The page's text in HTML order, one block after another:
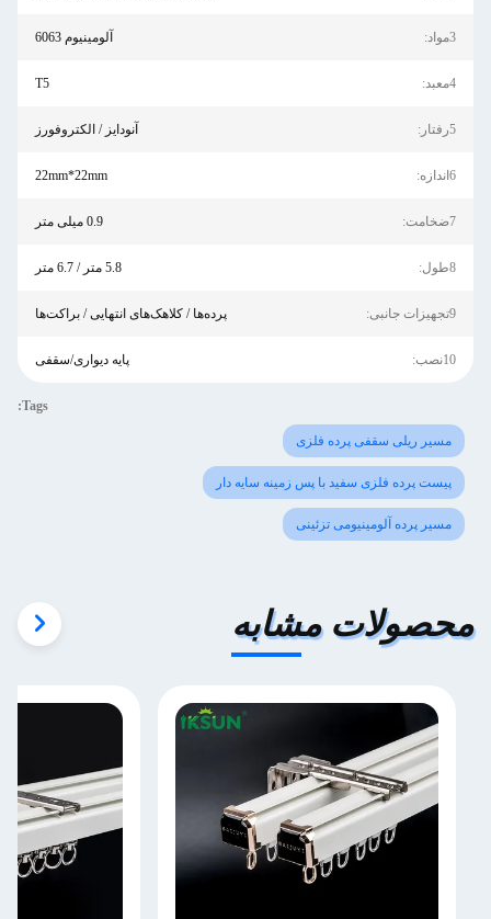
3مواد: آلومینیوم 6063
4معبد: T5
5رفتار: آنودایز / الکتروفورز
6اندازه: 22mm*22mm
7ضخامت: 0.9 میلی متر
8طول: 5.8 متر / 6.7 متر
9تجهیزات جانبی: پرده‌ها / کلاهک‌های انتهایی / براکت‌ها
10نصب: پایه دیواری/سقفی
Tags:
مسیر ریلی سقفی پرده فلزی
پیست پرده فلزی سفید با پس زمینه سایه دار
مسیر پرده آلومینیومی تزئینی
محصولات مشابه